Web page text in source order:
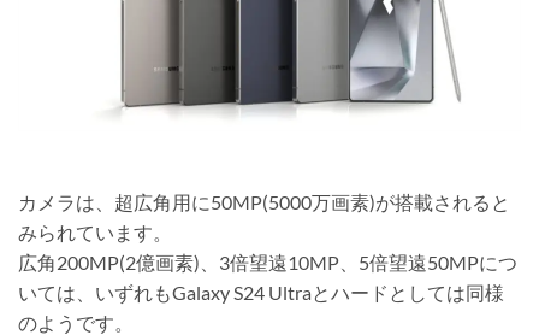
カメラは、超広角用に50MP(5000万画素)が搭載されると
みられています。
広角200MP(2億画素)、3倍望遠10MP、5倍望遠50MPにつ
いては、いずれもGalaxy S24 Ultraとハードとしては同様
のようです。